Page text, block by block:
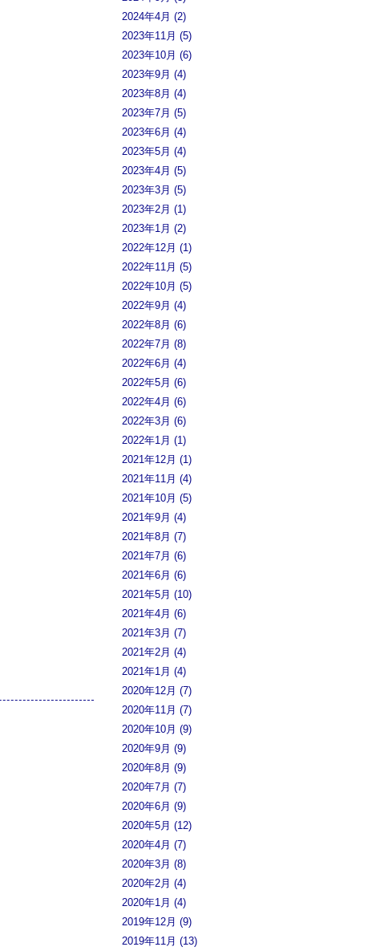
2024年4月 (2)
2023年11月 (5)
2023年10月 (6)
2023年9月 (4)
2023年8月 (4)
2023年7月 (5)
2023年6月 (4)
2023年5月 (4)
2023年4月 (5)
2023年3月 (5)
2023年2月 (1)
2023年1月 (2)
2022年12月 (1)
2022年11月 (5)
2022年10月 (5)
2022年9月 (4)
2022年8月 (6)
2022年7月 (8)
2022年6月 (4)
2022年5月 (6)
2022年4月 (6)
2022年3月 (6)
2022年1月 (1)
2021年12月 (1)
2021年11月 (4)
2021年10月 (5)
2021年9月 (4)
2021年8月 (7)
2021年7月 (6)
2021年6月 (6)
2021年5月 (10)
2021年4月 (6)
2021年3月 (7)
2021年2月 (4)
2021年1月 (4)
2020年12月 (7)
2020年11月 (7)
2020年10月 (9)
2020年9月 (9)
2020年8月 (9)
2020年7月 (7)
2020年6月 (9)
2020年5月 (12)
2020年4月 (7)
2020年3月 (8)
2020年2月 (4)
2020年1月 (4)
2019年12月 (9)
2019年11月 (13)